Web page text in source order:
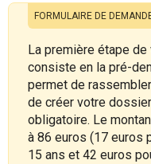
FORMULAIRE DE
La première étape
consiste en la pré-
permet de
de créer votre
obligatoire. Le
à 86 euros (17 euros
15 ans et 42 euros